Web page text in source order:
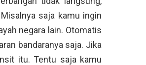
saja kamu ingin
negara lain. Otomatis
bandaranya saja. Jika
itu. Tentu saja kamu